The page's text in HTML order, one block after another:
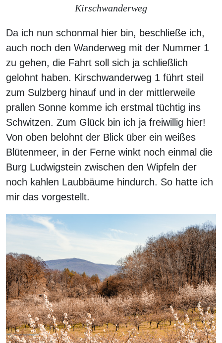
Kirschwanderweg
Da ich nun schonmal hier bin, beschließe ich,
auch noch den Wanderweg mit der Nummer 1
zu gehen, die Fahrt soll sich ja schließlich
gelohnt haben. Kirschwanderweg 1 führt steil
zum Sulzberg hinauf und in der mittlerweile
prallen Sonne komme ich erstmal tüchtig ins
Schwitzen. Zum Glück bin ich ja freiwillig hier!
Von oben belohnt der Blick über ein weißes
Blütenmeer, in der Ferne winkt noch einmal die
Burg Ludwigstein zwischen den Wipfeln der
noch kahlen Laubbäume hindurch. So hatte ich
mir das vorgestellt.